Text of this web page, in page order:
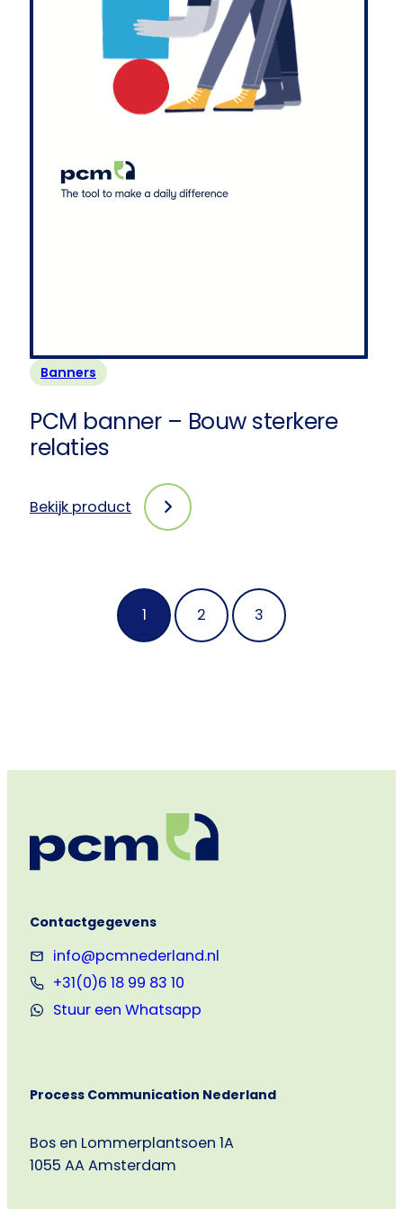
Banners
PCM banner – Bouw sterkere
relaties
Bekijk product
:
Bouw
sterkere
1 2 3
Contactgegevens
info@pcmnederland.nl
+31(0)6 18 99 83 10
Stuur een Whatsapp
Process Communication Nederland
Bos en Lommerplantsoen 1A
1055 AA Amsterdam